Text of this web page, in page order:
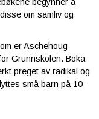
om samliv og
er Aschehoug
Grunnskolen. Boka
preget av radikal og
små barn på 10–